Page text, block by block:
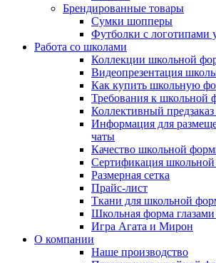
Брендированные товары
Сумки шопперы
Футболки с логотипами
Работа со школами
Коллекции школьной
Видеопрезентация
Как купить школьную
Требования к школьной
Коллективный
Информация для
чаты
Качество школьной
Сертификация
Размерная сетка
Прайс-лист
Ткани для школьной
Школьная форма глазами
Игра Агата и Мирон
О компании
Наше производство